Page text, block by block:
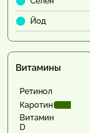
Йод
Витамины
Ретинол
Каротин
Витамин
D